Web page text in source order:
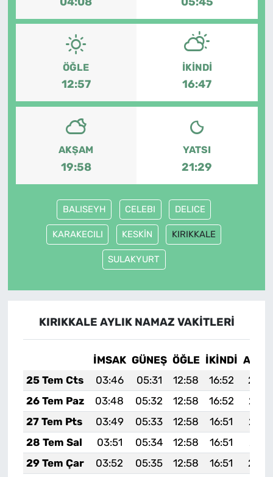
ÖĞLE
12:57
İKINDI
16:47
AKŞAM
19:58
YATSI
21:29
BALISEYH CELEBI DELICE
KARAKECILI KESKİN KIRIKKALE
SULAKYURT
KIRIKKALE AYLIK NAMAZ VAKITLERI
İMSAK GÜNEŞ ÖĞLE İKINDI
25 Tem Cts
03:46 05:31 12:58 16:52
26 Tem Paz
03:48 05:32 12:58 16:52
27 Tem Pts
03:49 05:33 12:58 16:51
28 Tem Sal
03:51 05:34 12:58 16:51
20:11
29 Tem Çar
03:52 05:35 12:58 16:51